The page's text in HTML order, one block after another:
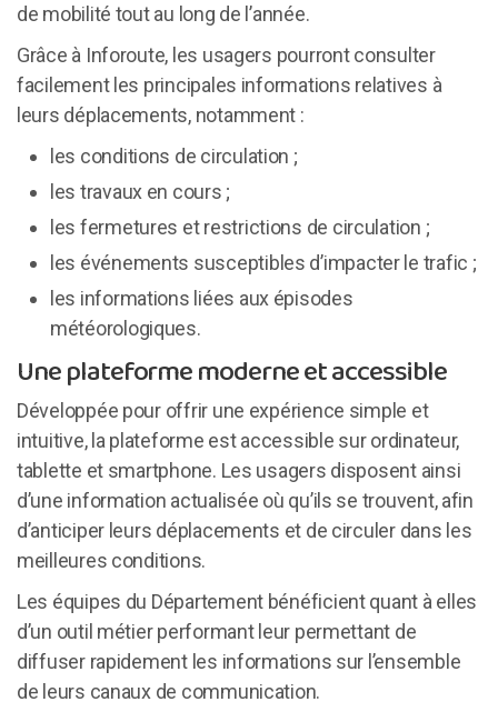
de mobilité tout au long de l’année.
Grâce à Inforoute, les usagers pourront consulter
facilement les principales informations relatives à
leurs déplacements, notamment :
les conditions de circulation ;
les travaux en cours ;
les fermetures et restrictions de circulation ;
les événements susceptibles d’impacter le trafic ;
les informations liées aux épisodes
météorologiques.
Une plateforme moderne et accessible
Développée pour offrir une expérience simple et
intuitive, la plateforme est accessible sur ordinateur,
tablette et smartphone. Les usagers disposent ainsi
d’une information actualisée où qu’ils se trouvent, afin
d’anticiper leurs déplacements et de circuler dans les
meilleures conditions.
Les équipes du Département bénéficient quant à elles
d’un outil métier performant leur permettant de
diffuser rapidement les informations sur l’ensemble
de leurs canaux de communication.